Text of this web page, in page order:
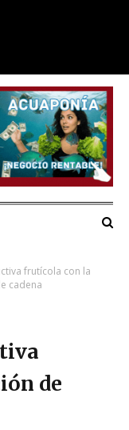
frutícola con la
cadena
de